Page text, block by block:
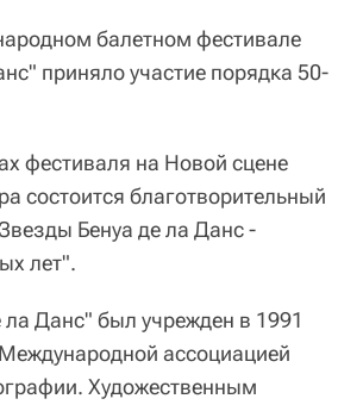
балетном фестивале
приняло участие порядка 50-
фестиваля на Новой сцене
состоится благотворительный
Бенуа де ла Данс -
лет".
Данс" был учрежден в 1991
ассоциацией
Художественным